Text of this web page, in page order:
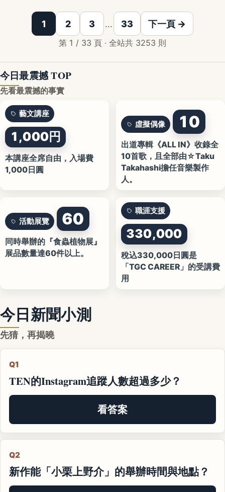
1 2 3 … 33 下一頁 →
第 1 / 33 頁 · 全站共 3253 則
今日最震撼 TOP
先看最震撼的事實
藝文講座
1,000円
本講座全席自由，入場費
1,000日圓
虛擬偶像 10
出道專輯《ALL IN》收錄全
10首歌，且全部由☆Taku
Takahashi擔任音樂製作
人。
活動展覽 60
同時舉辦的『食蟲植物展』
展品數量達60件以上。
職涯支援
330,000
稅込330,000日圓是
「TGC CAREER」的受講費
用
今日新聞小測
先猜，再揭曉
Q1
TEN的Instagram追蹤人數超過多少？
看答案
Q2
新作能「小栗上野介」的舉辦時間與地點？